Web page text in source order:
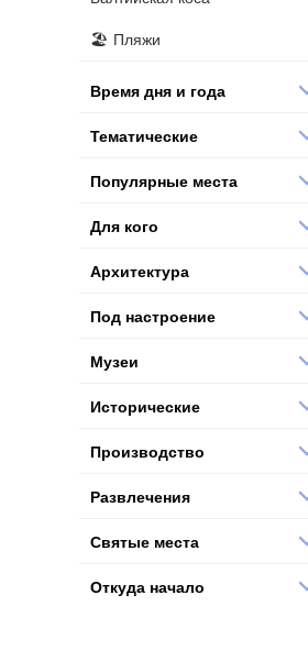
Пляжи
Время дня и года
Тематические
Популярные места
Для кого
Архитектура
Под настроение
Музеи
Исторические
Производство
Развлечения
Святые места
Откуда начало